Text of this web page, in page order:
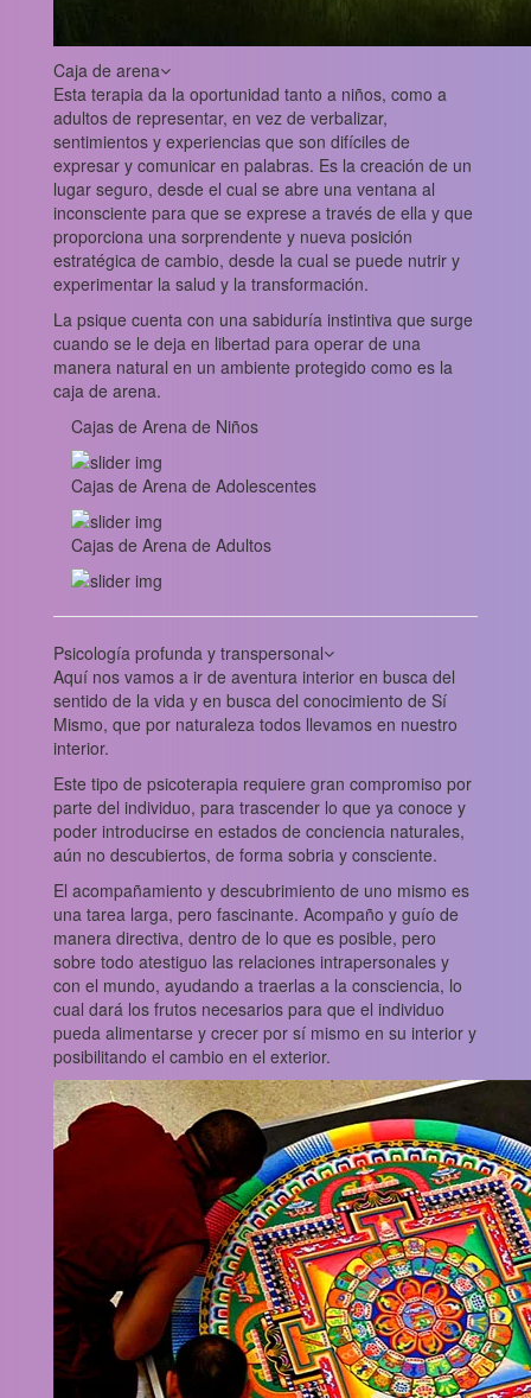
Caja de arena
Esta terapia da la oportunidad tanto a niños, como a
adultos de representar, en vez de verbalizar,
sentimientos y experiencias que son difíciles de
expresar y comunicar en palabras. Es la creación de un
lugar seguro, desde el cual se abre una ventana al
inconsciente para que se exprese a través de ella y que
proporciona una sorprendente y nueva posición
estratégica de cambio, desde la cual se puede nutrir y
experimentar la salud y la transformación.
La psique cuenta con una sabiduría instintiva que surge
cuando se le deja en libertad para operar de una
manera natural en un ambiente protegido como es la
caja de arena.
Cajas de Arena de Niños
Cajas de Arena de Adolescentes
Cajas de Arena de Adultos
Psicología profunda y transpersonal
Aquí nos vamos a ir de aventura interior en busca del
sentido de la vida y en busca del conocimiento de Sí
Mismo, que por naturaleza todos llevamos en nuestro
interior.
Este tipo de psicoterapia requiere gran compromiso por
parte del individuo, para trascender lo que ya conoce y
poder introducirse en estados de conciencia naturales,
aún no descubiertos, de forma sobria y consciente.
El acompañamiento y descubrimiento de uno mismo es
una tarea larga, pero fascinante. Acompaño y guío de
manera directiva, dentro de lo que es posible, pero
sobre todo atestiguo las relaciones intrapersonales y
con el mundo, ayudando a traerlas a la consciencia, lo
cual dará los frutos necesarios para que el individuo
pueda alimentarse y crecer por sí mismo en su interior y
posibilitando el cambio en el exterior.